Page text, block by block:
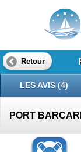
Retour
LES AVIS (4)
PORT